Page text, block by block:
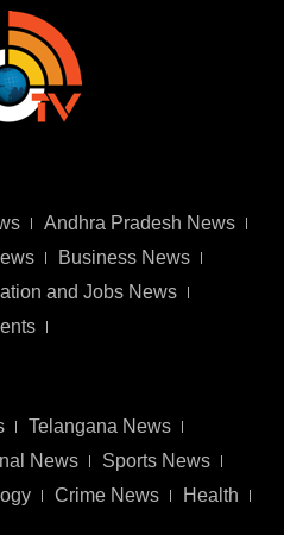
Andhra Pradesh News
Business News
and Jobs News
Telangana News
News
Sports News
Crime News Health